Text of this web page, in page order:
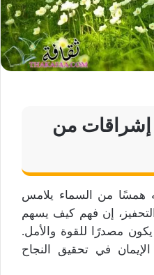
إشراقات من
همسًا من السماء يلامس
إن فهم كيف يسهم
مصدرًا للقوة والأمل.
في تحقيق النجاح